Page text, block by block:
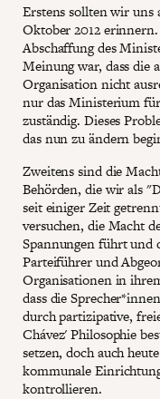
Erstens sollten wir uns
Oktober 2012
Abschaffung des
Meinung war, dass die
Organisation nicht
nur das Ministerium
zuständig. Dieses
das nun zu ändern
Zweitens sind die
Behörden, die wir als
seit einiger Zeit
versuchen, die Macht
Spannungen führt und
Parteiführer und
Organisationen in
dass die
durch partizipative,
Chávez' Philosophie
setzen, doch auch
kommunale
kontrollieren.